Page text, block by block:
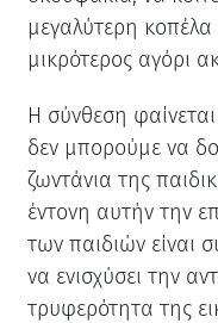
μεγαλύτερη
μικρότερος αγόρι
Η σύνθεση φαίνεται
δεν μπορούμε να
ζωντάνια της
έντονη αυτήν την
των παιδιών είναι
να ενισχύσει την
τρυφερότητα της